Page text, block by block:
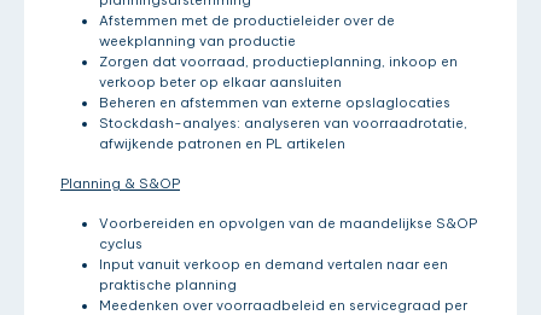
Afstemmen met de productieleider over de
weekplanning van productie
Zorgen dat voorraad, productieplanning, inkoop en
verkoop beter op elkaar aansluiten
Beheren en afstemmen van externe opslaglocaties
Stockdash-analyes: analyseren van voorraadrotatie,
afwijkende patronen en PL artikelen
Planning & S&OP
Voorbereiden en opvolgen van de maandelijkse S&OP
cyclus
Input vanuit verkoop en demand vertalen naar een
praktische planning
Meedenken over voorraadbeleid en servicegraad per